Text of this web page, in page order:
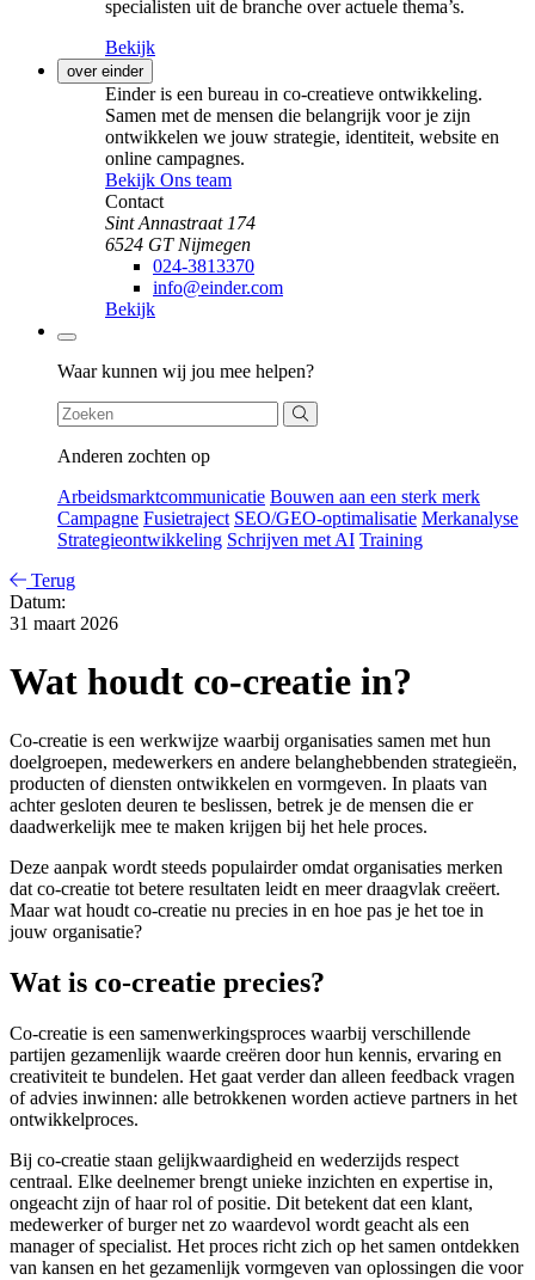
specialisten uit de branche over actuele thema’s.
Bekijk
over einder
Einder is een bureau in co-creatieve ontwikkeling.
Samen met de mensen die belangrijk voor je zijn
ontwikkelen we jouw strategie, identiteit, website en
online campagnes.
Bekijk Ons team
Contact
Sint Annastraat 174
6524 GT Nijmegen
024-3813370
info@einder.com
Bekijk
Zoeken
Waar kunnen wij jou mee helpen?
Anderen zochten op
Arbeidsmarktcommunicatie Bouwen aan een sterk merk
Campagne Fusietraject SEO/GEO-optimalisatie Merkanalyse
Strategieontwikkeling Schrijven met AI Training
Terug
Datum:
31 maart 2026
Wat houdt co-creatie in?
Co-creatie is een werkwijze waarbij organisaties samen met hun
doelgroepen, medewerkers en andere belanghebbenden strategieën,
producten of diensten ontwikkelen en vormgeven. In plaats van
achter gesloten deuren te beslissen, betrek je de mensen die er
daadwerkelijk mee te maken krijgen bij het hele proces.
Deze aanpak wordt steeds populairder omdat organisaties merken
dat co-creatie tot betere resultaten leidt en meer draagvlak creëert.
Maar wat houdt co-creatie nu precies in en hoe pas je het toe in
jouw organisatie?
Wat is co-creatie precies?
Co-creatie is een samenwerkingsproces waarbij verschillende
partijen gezamenlijk waarde creëren door hun kennis, ervaring en
creativiteit te bundelen. Het gaat verder dan alleen feedback vragen
of advies inwinnen: alle betrokkenen worden actieve partners in het
ontwikkelproces.
Bij co-creatie staan gelijkwaardigheid en wederzijds respect
centraal. Elke deelnemer brengt unieke inzichten en expertise in,
ongeacht zijn of haar rol of positie. Dit betekent dat een klant,
medewerker of burger net zo waardevol wordt geacht als een
manager of specialist. Het proces richt zich op het samen ontdekken
van kansen en het gezamenlijk vormgeven van oplossingen die voor